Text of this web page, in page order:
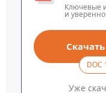
Ключевые
и
DOC
Уже